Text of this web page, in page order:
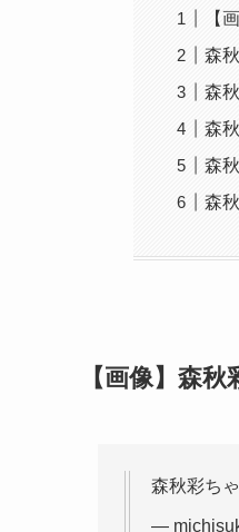
【
森
森
森
森
森
【画像】森
森秋彩ち
—